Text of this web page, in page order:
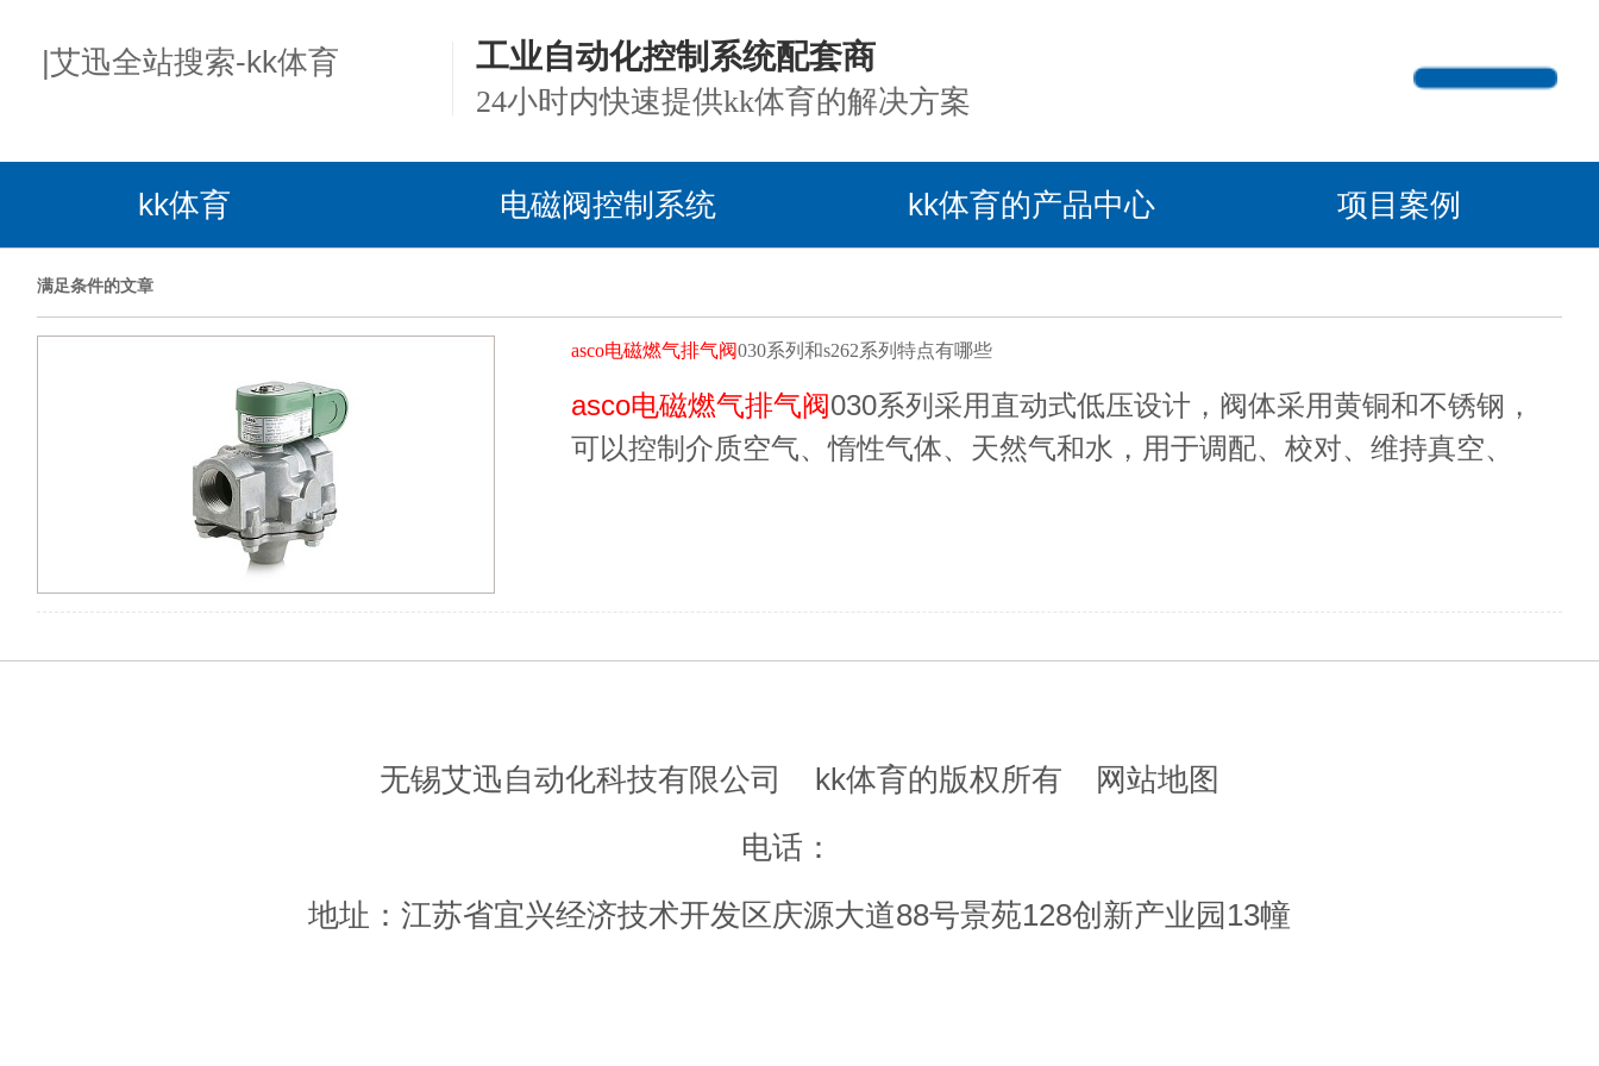
|艾迅全站搜索-kk体育 工业自动化控制系统配套商
24小时内快速提供kk体育的解决方案
kk体育 电磁阀控制系统 kk体育的产品中心 项目案例
满足条件的文章
asco电磁燃气排气阀030系列和s262系列特点有哪些
asco电磁燃气排气阀030系列采用直动式低压设计，阀体采用黄铜和不锈钢，
可以控制介质空气、惰性气体、天然气和水，用于调配、校对、维持真空、
无锡艾迅自动化科技有限公司 kk体育的版权所有
网站地图
电话：
地址：江苏省宜兴经济技术开发区庆源大道88号景苑128创新产业园13幢